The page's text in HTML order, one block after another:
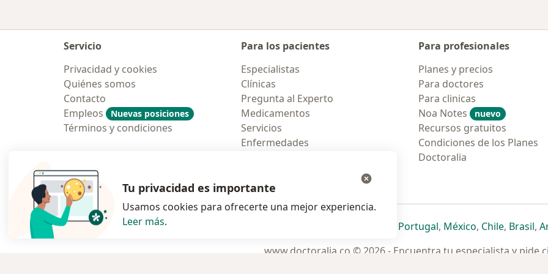
Servicio
Privacidad y cookies
Quiénes somos
Contacto
Empleos
Nuevas posiciones
Términos y condiciones
Para los pacientes
Especialistas
Clínicas
Pregunta al Experto
Medicamentos
Servicios
Enfermedades
Para profesionales
Planes y precios
Para doctores
Para clinicas
Noa Notes
nuevo
Recursos gratuitos
Condiciones de los Planes
Doctoralia
Polska se abre en una nueva pestaña
se abre en una nueva pestaña
se abre en una nueva pestaña
se abre en una nueva pestaña
Portugalse abre en una nueva
, Méxicose abre en una
, Chilese abre
, Brasilse
,
www.doctoralia.co © 2026 - Encuentra tu especialista y pide
Tu privacidad es importante
Usamos cookies para ofrecerte una mejor experiencia.
Leer más.